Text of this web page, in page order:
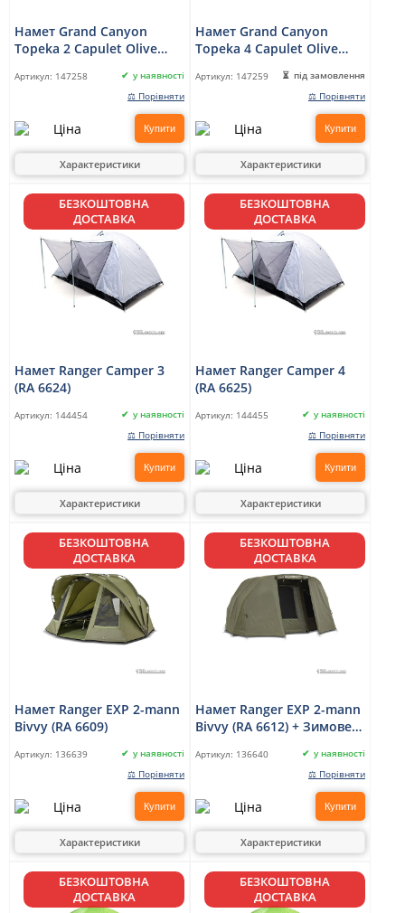
Намет Grand Canyon
Topeka 2 Capulet Olive
Артикул: 147258
у наявності
⚖ Порівняти
Купити
Характеристики
Намет Grand Canyon
Topeka 4 Capulet Olive
Артикул: 147259
під замовлення
⚖ Порівняти
Купити
Характеристики
БЕЗКОШТОВНА
ДОСТАВКА
Намет Ranger Camper 3
(RA 6624)
Артикул: 144454
у наявності
⚖ Порівняти
Купити
Характеристики
БЕЗКОШТОВНА
ДОСТАВКА
Намет Ranger Camper 4
(RA 6625)
Артикул: 144455
у наявності
⚖ Порівняти
Купити
Характеристики
БЕЗКОШТОВНА
ДОСТАВКА
Намет Ranger EXP 2-mann
Bivvy (RA 6609)
Артикул: 136639
у наявності
⚖ Порівняти
Купити
Характеристики
БЕЗКОШТОВНА
ДОСТАВКА
Намет Ranger EXP 2-mann
Bivvy (RA 6612) + Зимове
Артикул: 136640
у наявності
⚖ Порівняти
Купити
Характеристики
БЕЗКОШТОВНА
ДОСТАВКА
БЕЗКОШТОВНА
ДОСТАВКА